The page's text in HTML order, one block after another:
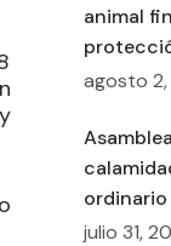
animal
agosto
ordinario
julio 31,